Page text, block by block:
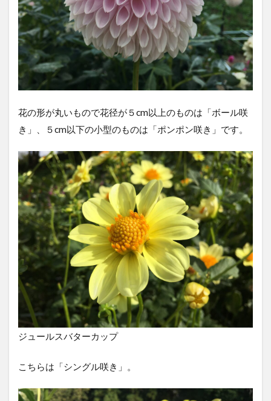
花の形が丸いもので花径が５cm以上のものは「ボール咲
き」、５cm以下の小型のものは「ポンポン咲き」です。
ジュールスバターカップ
こちらは「シングル咲き」。